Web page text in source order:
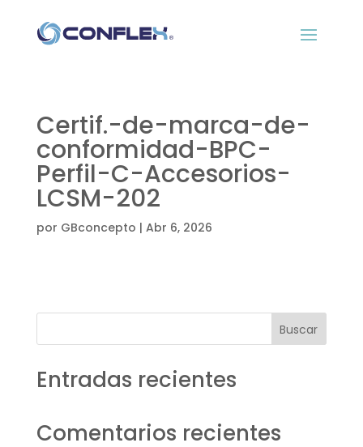
Certif.-de-marca-de-
conformidad-BPC-
Perfil-C-Accesorios-
LCSM-202
por GBconcepto | Abr 6, 2026
Buscar
Entradas recientes
Comentarios recientes